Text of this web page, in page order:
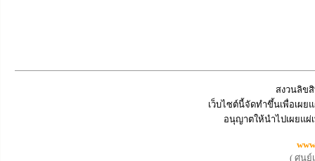
สงวนลิข
เว็บไซต์นี้จัดทำขึ้นเพื่อเผ
อนุญาตให้นำไปเผยแ
( ศูนย์